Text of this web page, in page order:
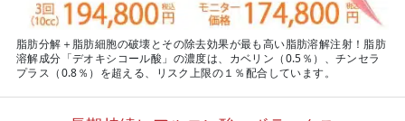
脂肪分解＋脂肪細胞の破壊とその除去効果が最も高い脂肪溶解注射！脂肪
溶解成分「デオキシコール酸」の濃度は、カベリン（0.5％）、チンセラ
プラス（0.8％）を超える、リスク上限の１％配合しています。